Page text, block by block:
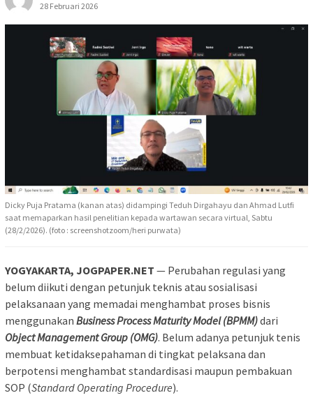
28 Februari 2026
Dicky Puja Pratama (kanan atas) didampingi Teduh Dirgahayu dan Ahmad Lutfi
saat memaparkan hasil penelitian kepada wartawan secara virtual, Sabtu
(28/2/2026). (foto : screenshotzoom/heri purwata)
YOGYAKARTA, JOGPAPER.NET — Perubahan regulasi yang
belum diikuti dengan petunjuk teknis atau sosialisasi
pelaksanaan yang memadai menghambat proses bisnis
menggunakan Business Process Maturity Model (BPMM)dari
Object Management Group (OMG). Belum adanya petunjuk tenis
membuat ketidaksepahaman di tingkat pelaksana dan
berpotensi menghambat standardisasi maupun pembakuan
SOP (Standard Operating Procedure).